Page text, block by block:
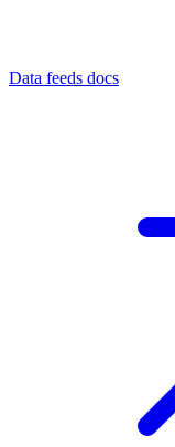
Data feeds docs